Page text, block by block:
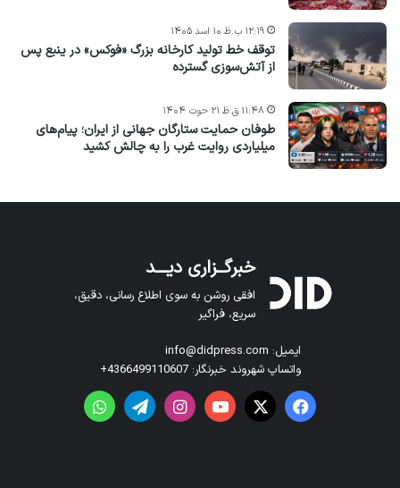
توقف خط تولید کارخانه بزرگ «فوکس» در ینبع پس
از آتش‌سوزی گسترده
۱۲:۱۹ ب.ظ ۱۰ اسد ۱۴۰۵
طوفان حمایت ستارگان جهانی از ایران؛ پیام‌های
میلیاردی روایت غرب را به چالش کشید
۱۱:۴۸ ق.ظ ۲۱ حوت ۱۴۰۴
خبرگــزاری دیـــد
افقی روشن به سوی اطلاع رسانی، دقیق،
سریع، فراگیر
ایمیل: info@didpress.com
واتساپ شهروند خبرنگار: 4366499110607+
فیس بوک X یوتیوباینستاگرامتلگرامواتس آپ